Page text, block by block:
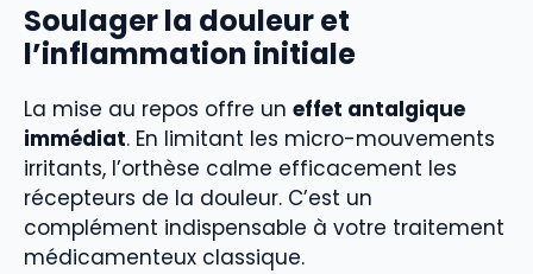
Soulager la douleur et
l’inflammation initiale
La mise au repos offre un effet antalgique
immédiat. En limitant les micro-mouvements
irritants, l’orthèse calme efficacement les
récepteurs de la douleur. C’est un
complément indispensable à votre traitement
médicamenteux classique.